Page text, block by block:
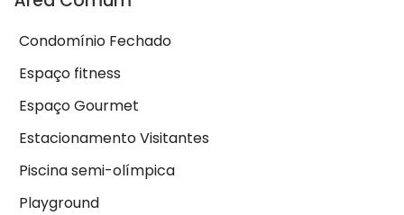
Condomínio Fechado
Espaço fitness
Espaço Gourmet
Estacionamento Visitantes
Piscina semi-olímpica
Playground